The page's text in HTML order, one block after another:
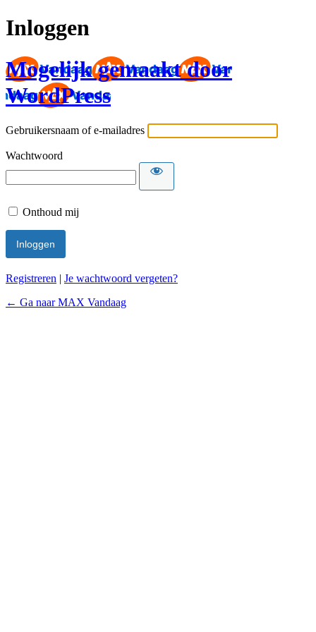
Inloggen
Mogelijk gemaakt door
WordPress
Gebruikersnaam of e-mailadres
Wachtwoord
Onthoud mij
Registreren | Je wachtwoord vergeten?
← Ga naar MAX Vandaag